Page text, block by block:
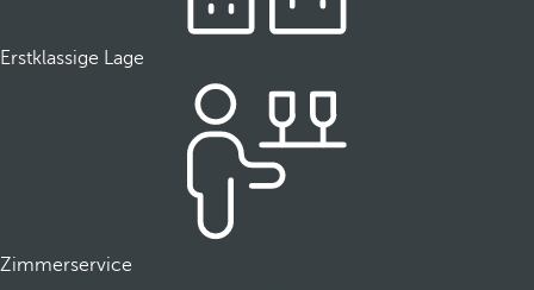
Erstklassige Lage
Zimmerservice